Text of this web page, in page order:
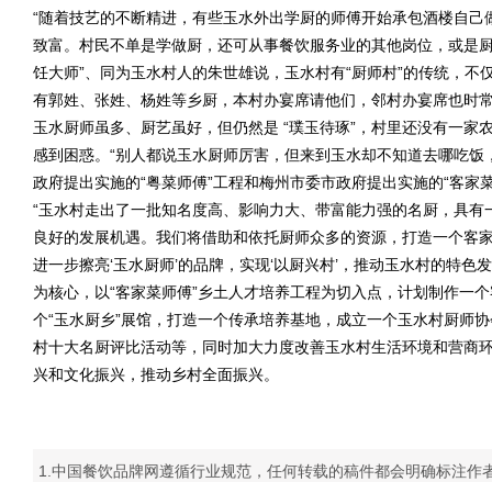
“随着技艺的不断精进，有些玉水外出学厨的师傅开始承包酒楼自
致富。村民不单是学做厨，还可从事餐饮服务业的其他岗位，或是
饪大师”、同为玉水村人的朱世雄说，玉水村有“厨师村”的传统，
有郭姓、张姓、杨姓等乡厨，本村办宴席请他们，邻村办宴席也时
玉水厨师虽多、厨艺虽好，但仍然是 “璞玉待琢”，村里还没有一家
感到困惑。“别人都说玉水厨师厉害，但来到玉水却不知道去哪吃
政府提出实施的“粤菜师傅”工程和梅州市委市政府提出实施的“客
“玉水村走出了一批知名度高、影响力大、带富能力强的名厨，具
良好的发展机遇。我们将借助和依托厨师众多的资源，打造一个客
进一步擦亮‘玉水厨师’的品牌，实现‘以厨兴村’，推动玉水村的特
为核心，以“客家菜师傅”乡土人才培养工程为切入点，计划制作一
个“玉水厨乡”展馆，打造一个传承培养基地，成立一个玉水村厨师
村十大名厨评比活动等，同时加大力度改善玉水村生活环境和营商
兴和文化振兴，推动乡村全面振兴。
1.中国餐饮品牌网遵循行业规范，任何转载的稿件都会明确标注作